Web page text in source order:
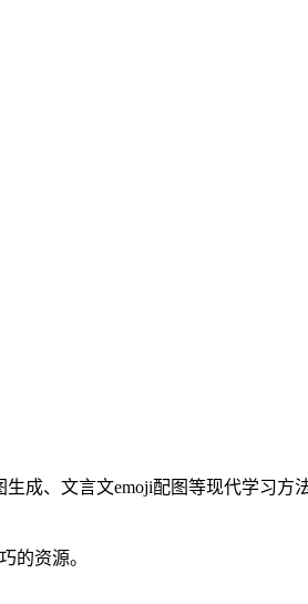
成、文言文emoji配图等现代学习方
的资源。